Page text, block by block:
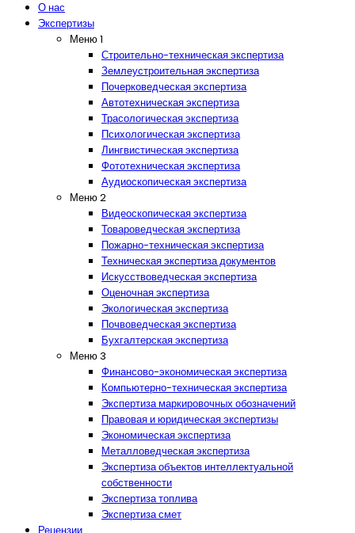
О нас
Экспертизы
Меню 1
Строительно-техническая экспертиза
Землеустроительная экспертиза
Почерковедческая экспертиза
Автотехническая экспертиза
Трасологическая экспертиза
Психологическая экспертиза
Лингвистическая экспертиза
Фототехническая экспертиза
Аудиоскопическая экспертиза
Меню 2
Видеоскопическая экспертиза
Товароведческая экспертиза
Пожарно-техническая экспертиза
Техническая экспертиза документов
Искусствоведческая экспертиза
Оценочная экспертиза
Экологическая экспертиза
Почвоведческая экспертиза
Бухгалтерская экспертиза
Меню 3
Финансово-экономическая экспертиза
Компьютерно-техническая экспертиза
Экспертиза маркировочных обозначений
Правовая и юридическая экспертизы
Экономическая экспертиза
Металловедческая экспертиза
Экспертиза объектов интеллектуальной
собственности
Экспертиза топлива
Экспертиза смет